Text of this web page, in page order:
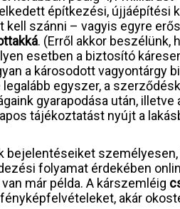
építkezési, újjáépítési
kell szánni – vagyis egyre
. (Erről akkor
esetben a biztosító
a károsodott
egyszer, a
gyarapodása után,
tájékoztatást nyújt a
bejelentéseiket
folyamat érdekében
már példa. A kárszemléig
akár